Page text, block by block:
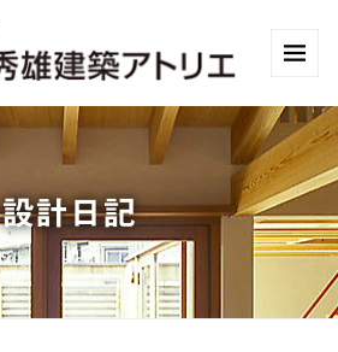
設計日記